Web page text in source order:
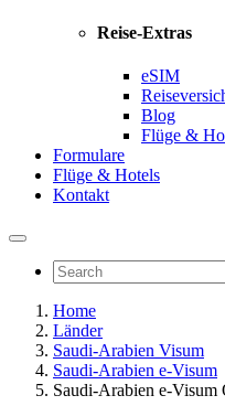
Reise-Extras
eSIM
Blog
Flüge &
Formulare
Flüge & Hotels
Kontakt
Home
Länder
Saudi-Arabien Visum
Saudi-Arabien e-Visum
Saudi-Arabien e-Visum